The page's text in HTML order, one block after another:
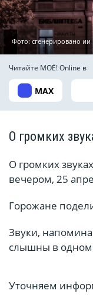
Фото: сгенерировано ии
Читайте МОЁ! Online в
MAX
О громких
О громких
вечером, 25
Горожане
Звуки,
слышны в одном
Уточняем